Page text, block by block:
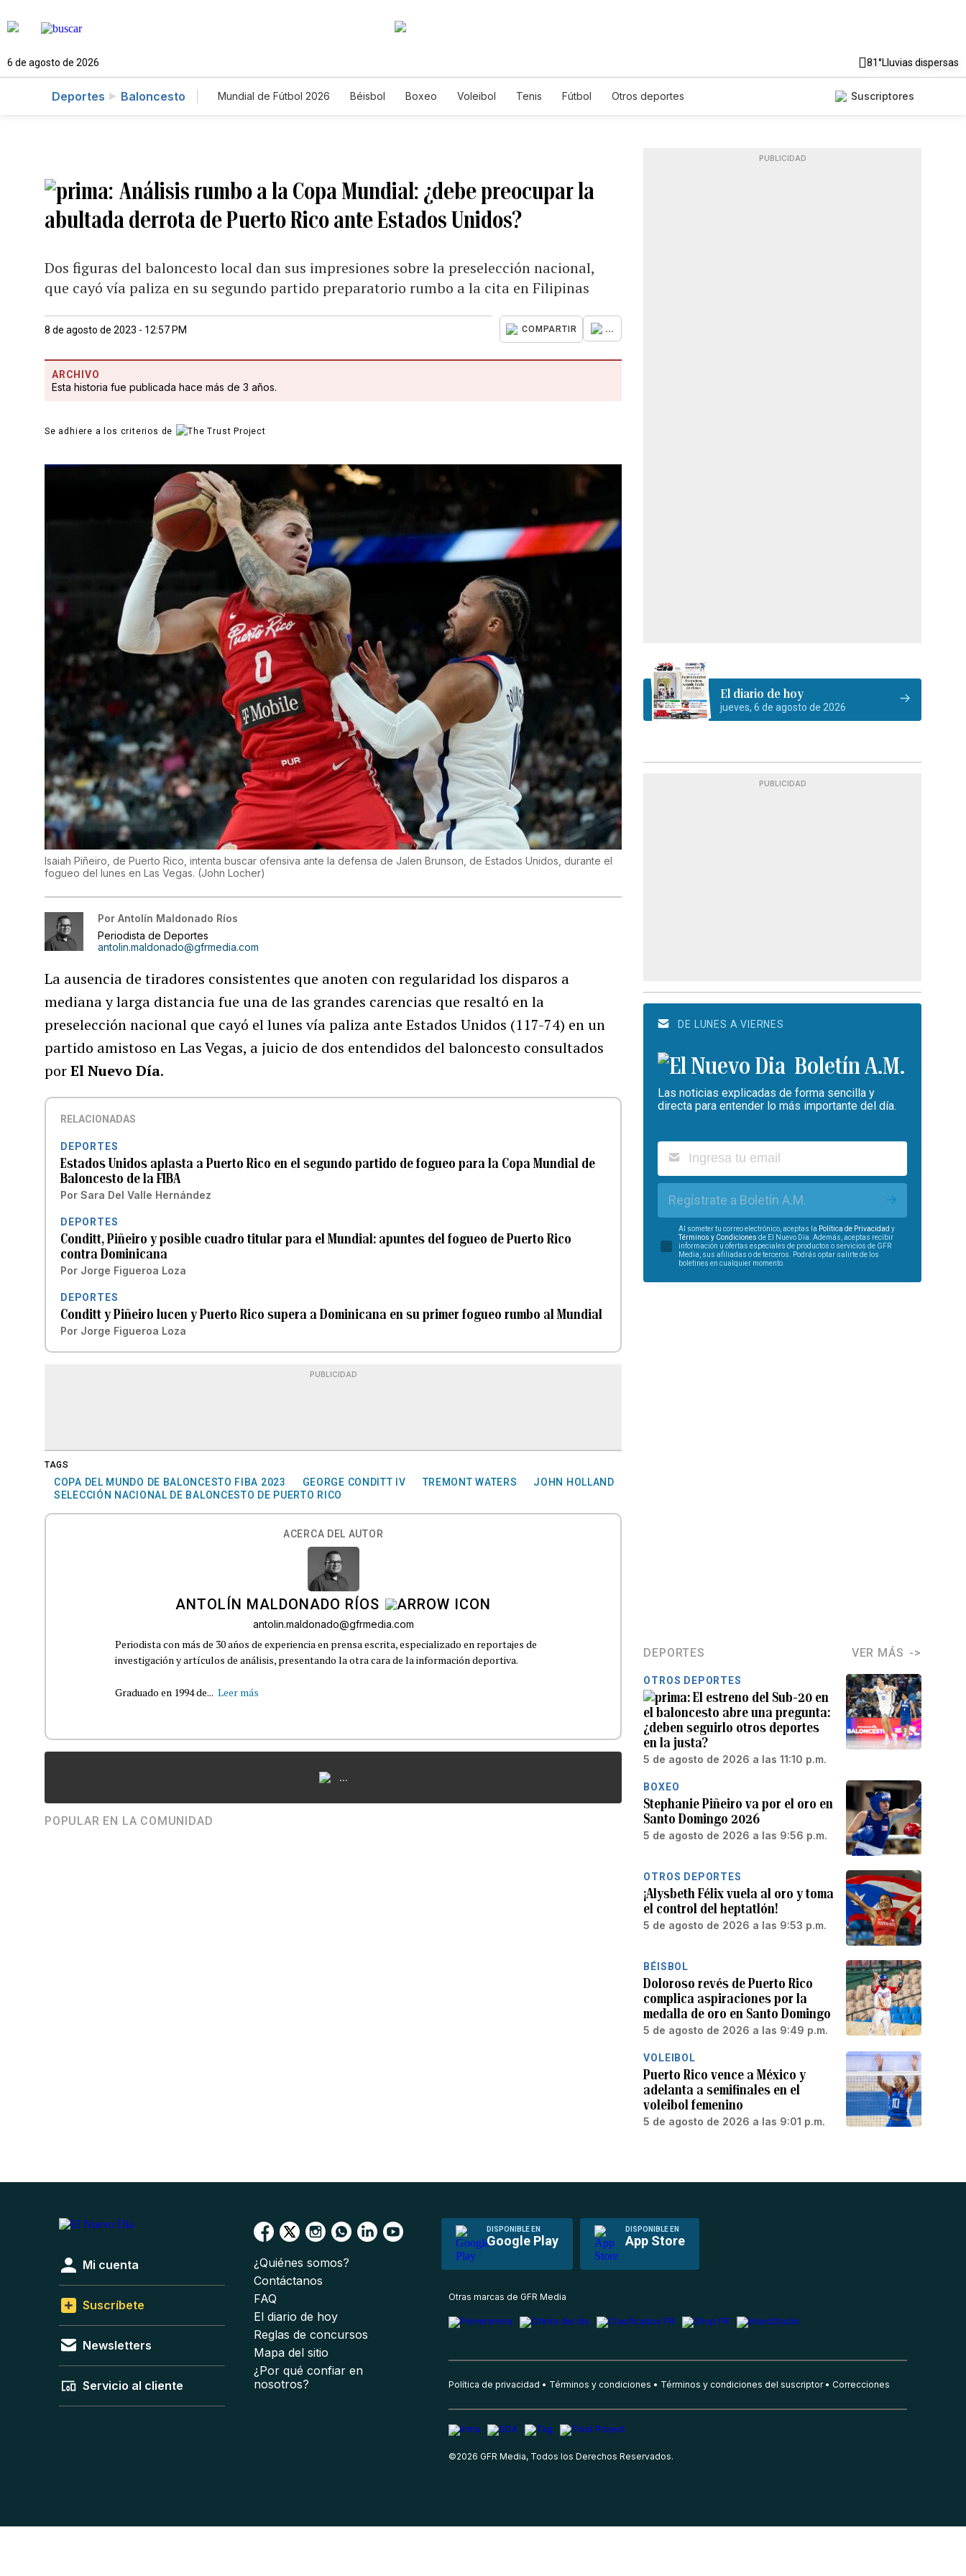
6 de agosto de 2026 81°Lluvias dispersas
Deportes Baloncesto Mundial de Fútbol 2026 Béisbol Boxeo Voleibol Tenis Fútbol Otros deportes Suscriptores
Análisis rumbo a la Copa Mundial: ¿debe preocupar la
abultada derrota de Puerto Rico ante Estados Unidos?
Dos figuras del baloncesto local dan sus impresiones sobre la preselección nacional,
que cayó vía paliza en su segundo partido preparatorio rumbo a la cita en Filipinas
8 de agosto de 2023 - 12:57 PM COMPARTIR ...
ARCHIVO
Esta historia fue publicada hace más de 3 años.
Se adhiere a los criterios de
Isaiah Piñeiro, de Puerto Rico, intenta buscar ofensiva ante la defensa de Jalen Brunson, de Estados Unidos, durante el
fogueo del lunes en Las Vegas. (John Locher)
Por Antolín Maldonado Ríos
Periodista de Deportes
antolin.maldonado@gfrmedia.com
La ausencia de tiradores consistentes que anoten con regularidad los disparos a
mediana y larga distancia fue una de las grandes carencias que resaltó en la
preselección nacional que cayó el lunes vía paliza ante Estados Unidos (117-74) en un
partido amistoso en Las Vegas, a juicio de dos entendidos del baloncesto consultados
porEl Nuevo Día.
RELACIONADAS
DEPORTES
Estados Unidos aplasta a Puerto Rico en el segundo partido de fogueo para la Copa Mundial de
Baloncesto de la FIBA
Por Sara Del Valle Hernández
DEPORTES
Conditt, Piñeiro y posible cuadro titular para el Mundial: apuntes del fogueo de Puerto Rico
contra Dominicana
Por Jorge Figueroa Loza
DEPORTES
Conditt y Piñeiro lucen y Puerto Rico supera a Dominicana en su primer fogueo rumbo al Mundial
Por Jorge Figueroa Loza
PUBLICIDAD
TAGS
COPA DEL MUNDO DE BALONCESTO FIBA 2023 GEORGE CONDITT IV TREMONT WATERS
JOHN HOLLAND
SELECCIÓN NACIONAL DE BALONCESTO DE PUERTO RICO
ACERCA DEL AUTOR
ANTOLÍN MALDONADO RÍOS
antolin.maldonado@gfrmedia.com
Periodista con más de 30 años de experiencia en prensa escrita, especializado en reportajes de
investigación y artículos de análisis, presentando la otra cara de la información deportiva.
Graduado en 1994 de... Leer más
...
POPULAR EN LA COMUNIDAD
PUBLICIDAD
El diario de hoy
jueves, 6 de agosto de 2026
PUBLICIDAD
DE LUNES A VIERNES
Boletín A.M.
Las noticias explicadas de forma sencilla y
directa para entender lo más importante del día.
Regístrate a Boletín A.M.
Al someter tu correo electrónico, aceptas la Política de Privacidad y
Términos y Condiciones de El Nuevo Día. Además, aceptas recibir
información u ofertas especiales de productos o servicios de GFR
Media, sus afiliadas o de terceros. Podrás optar salirte de los
boletines en cualquier momento.
DEPORTES VER MÁS
OTROS DEPORTES
El estreno del Sub-20 en
el baloncesto abre una pregunta:
¿deben seguirlo otros deportes
en la justa?
5 de agosto de 2026 a las 11:10 p.m.
BOXEO
Stephanie Piñeiro va por el oro en
Santo Domingo 2026
5 de agosto de 2026 a las 9:56 p.m.
OTROS DEPORTES
¡Alysbeth Félix vuela al oro y toma
el control del heptatlón!
5 de agosto de 2026 a las 9:53 p.m.
BÉISBOL
Doloroso revés de Puerto Rico
complica aspiraciones por la
medalla de oro en Santo Domingo
5 de agosto de 2026 a las 9:49 p.m.
VOLEIBOL
Puerto Rico vence a México y
adelanta a semifinales en el
voleibol femenino
5 de agosto de 2026 a las 9:01 p.m.
DISPONIBLE EN
Google Play
DISPONIBLE EN
App Store
Mi cuenta
Suscríbete
Newsletters
Servicio al cliente
¿Quiénes somos?
Contáctanos
FAQ
El diario de hoy
Reglas de concursos
Mapa del sitio
¿Por qué confiar en
nosotros?
Otras marcas de GFR Media
Política de privacidad Términos y condiciones Términos y condiciones del suscriptor Correcciones
©2026 GFR Media, Todos los Derechos Reservados.